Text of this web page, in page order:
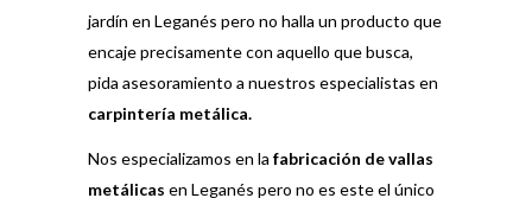
jardín en Leganés pero no halla un producto que
encaje precisamente con aquello que busca,
pida asesoramiento a nuestros especialistas en
carpintería metálica.
Nos especializamos en la fabricación de vallas
metálicas en Leganés pero no es este el único